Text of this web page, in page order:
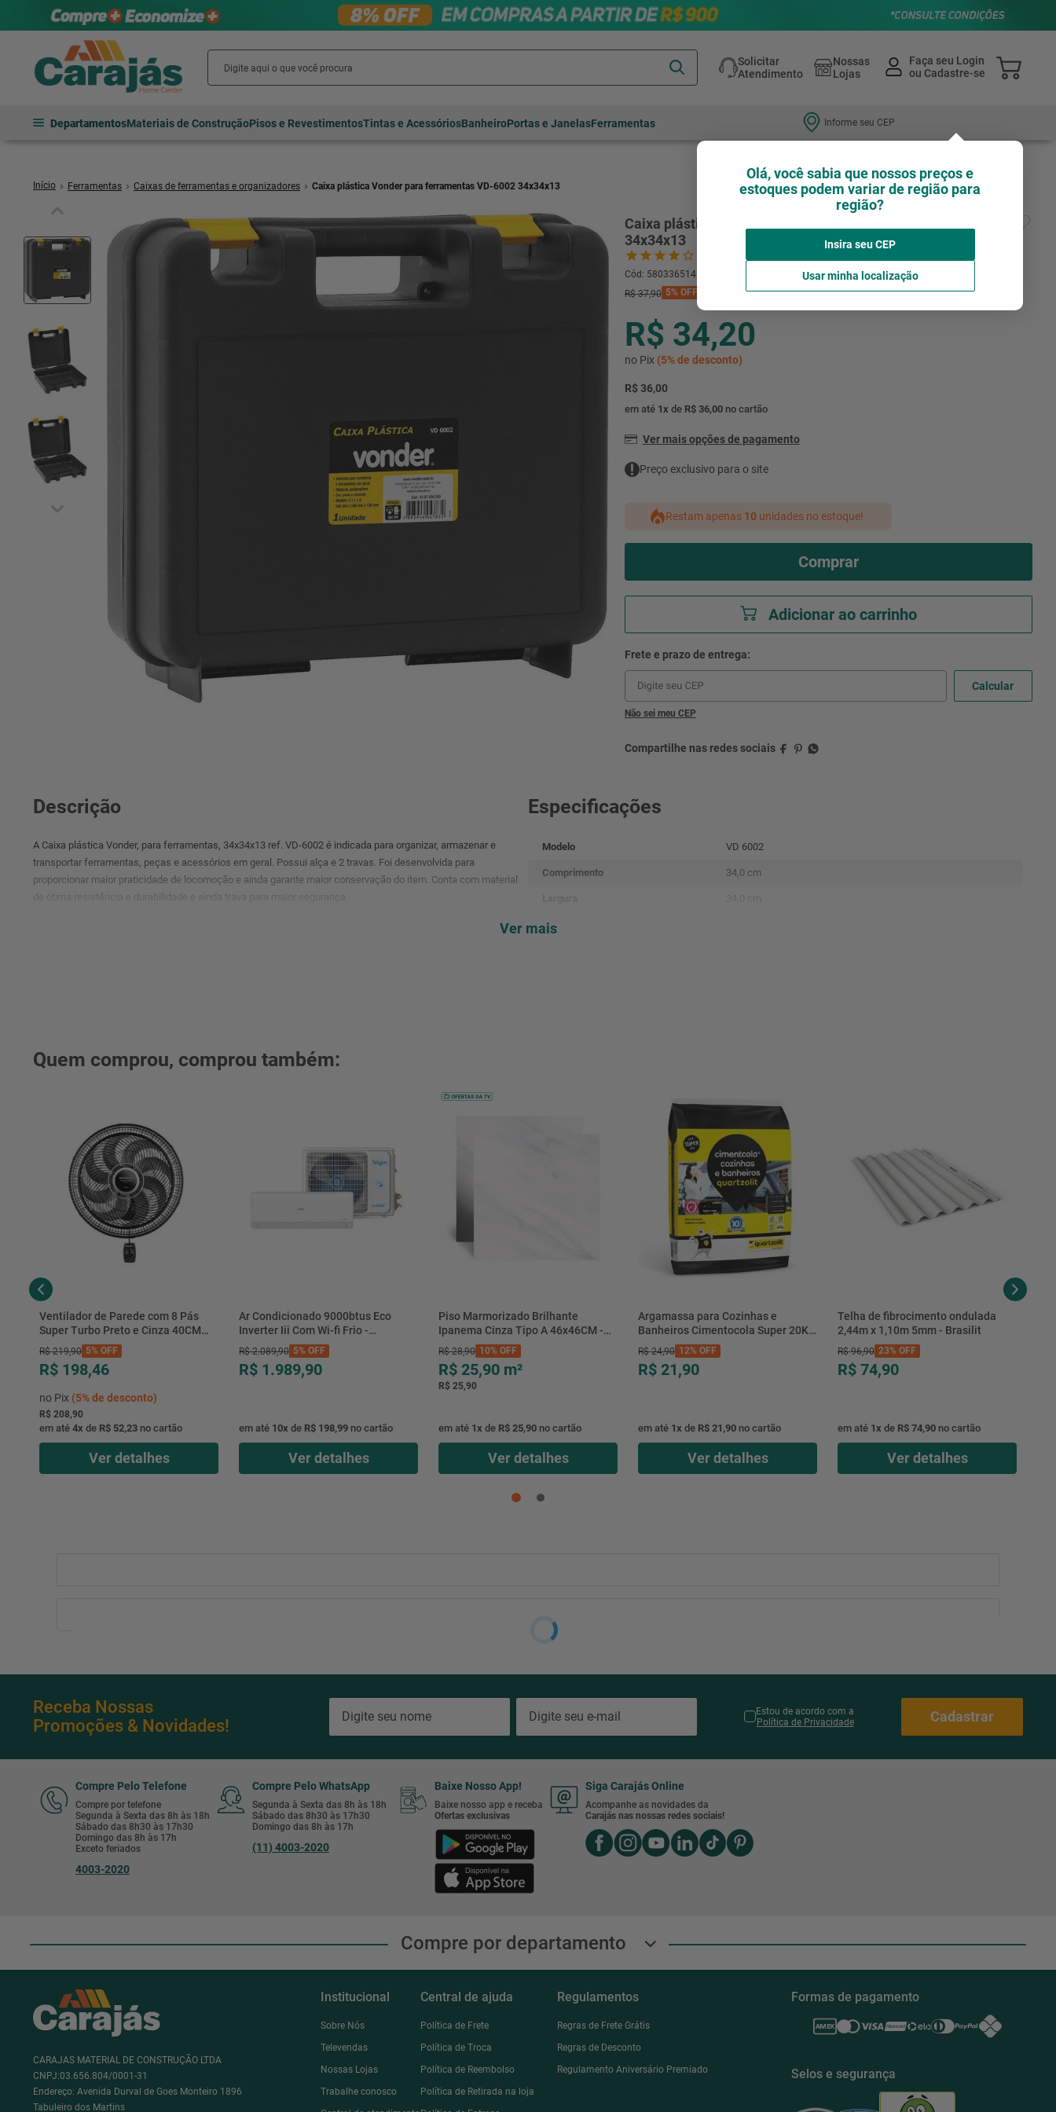
Solicitar
Atendimento
Nossas
Lojas
DepartamentosMateriais de ConstruçãoPisos e RevestimentosTintas e AcessóriosBanheiroPortas e JanelasFerramentas Informe seu CEP
Olá, você sabia que nossos preços e
estoques podem variar de região para
região?
Insira seu CEP
Usar minha localização
Ferramentas Caixas de ferramentas e organizadores Caixa plástica Vonder para ferramentas VD-6002 34x34x13
Caixa plástica Vonder para ferramentas VD-6002
34x34x13
Cód: 580336514
R$ 37,90 5%OFF
R$ 34,20
no Pix (5%de desconto)
R$ 36,00
em até 1x de R$ 36,00no cartão
Ver mais opções de pagamento
Preço exclusivo para o site
Restam apenas 10 unidades no estoque!
Comprar
Adicionar ao carrinho
Não sei meu CEP
Descrição
A Caixa plástica Vonder, para ferramentas, 34x34x13 ref. VD-6002 é indicada para organizar, armazenar e
transportar ferramentas, peças e acessórios em geral. Possui alça e 2 travas. Foi desenvolvida para
proporcionar maior praticidade de locomoção e ainda garante maior conservação do item. Conta com material
de ótima resistência e durabilidade e ainda trava para maior segurança.
Especificações
Modelo VD 6002
Comprimento 34,0 cm
Altura
Ver mais
Quem comprou, comprou também:
Ventilador de Parede com 8 Pás
Super Turbo Preto e Cinza 40CM
220V 140W - VTX-40P-8P - Mondial
R$ 219,90 5% OFF
R$ 198,46
no Pix (5%de desconto)
R$ 208,90
em até 4x de R$ 52,23 no cartão
Ver detalhes
Ar Condicionado 9000btus Eco
Inverter Iii Com Wi-fi Frio -
Hjfe09c2cg|hjfi09c2wg - Elgin
R$ 2.089,90 5% OFF
R$ 1.989,90
em até 10x de R$ 198,99 no cartão
Ver detalhes
Piso Marmorizado Brilhante
Ipanema Cinza Tipo A 46x46CM -
01.012771 - Cerbras
R$ 28,90 10% OFF
R$ 25,90 m²
R$ 25,90
em até 1x de R$ 25,90 no cartão
Ver detalhes
Argamassa para Cozinhas e
Banheiros Cimentocola Super 20KG
- 0118.00001.0020PL - Quartzolit
R$ 24,90 12% OFF
R$ 21,90
em até 1x de R$ 21,90 no cartão
Ver detalhes
Telha de fibrocimento ondulada
2,44m x 1,10m 5mm - Brasilit
R$ 96,90 23% OFF
R$ 74,90
em até 1x de R$ 74,90 no cartão
Ver detalhes
Receba Nossas
Promoções & Novidades!
Estou de acordo com a
Política de Privacidade
Cadastrar
Compre Pelo Telefone
Compre por telefone
Segunda à Sexta das 8h às 18h
Sábado das 8h30 às 17h30
Domingo das 8h às 17h
Exceto feriados
4003-2020
Compre Pelo WhatsApp
Segunda à Sexta das 8h às 18h
Sábado das 8h30 às 17h30
Domingo das 8h às 17h
(11) 4003-2020
Baixe Nosso App!
Baixe nosso app e receba
Ofertas exclusivas
Siga Carajás Online
Acompanhe as novidades da
Carajás nas nossas redes sociais!
Compre por departamento
CARAJAS MATERIAL DE CONSTRUÇÃO LTDA
CNPJ:03.656.804/0001-31
Endereço: Avenida Durval de Goes Monteiro 1896
Tabuleiro dos Martins
Institucional
Sobre Nós
Televendas
Nossas Lojas
Trabalhe conosco
Central de ajuda
Política de Frete
Política de Troca
Política de Reembolso
Política de Retirada na loja
Regulamentos
Regras de Frete Grátis
Regras de Desconto
Regulamento Aniversário Premiado
Formas de pagamento
Selos e segurança
4 revestimento
porta
vaso sanitário
cadeira
mesa
condicionado